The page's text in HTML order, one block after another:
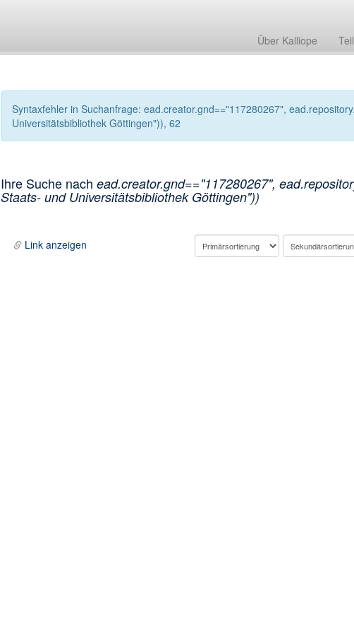
Über Kalliope
Syntaxfehler in Suchanfrage: ead.creator.gnd=="117280267",
Universitätsbibliothek Göttingen")), 62
Ihre Suche nach ead.creator.gnd=="117280267",
Staats- und Universitätsbibliothek Göttingen"))
Link anzeigen